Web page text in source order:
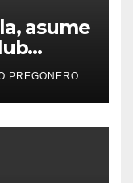
asume
PREGONERO